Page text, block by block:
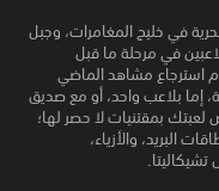
في خليج المغامرات، وجبل
في مرحلة ما قبل
استرجاع مشاهد الماضي
إما بلاعب واحد، أو مع صديق
بمقتنيات لا حصر لها؛
البريد، والأزياء،